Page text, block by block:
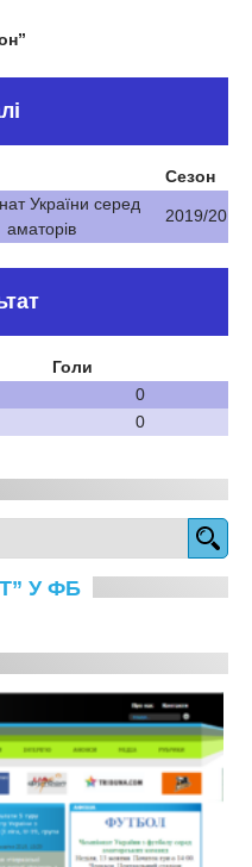
Сезон
України серед
аматорів
2019/20
Голи
0
0
У ФБ